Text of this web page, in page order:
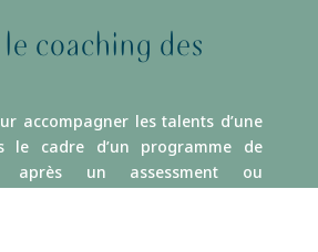
coaching des
accompagner les talents d’une
le cadre d’un programme de
après un assessment ou